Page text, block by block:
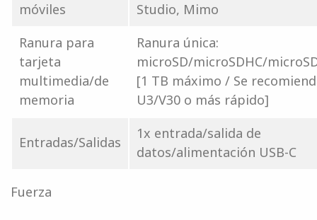
móviles
Studio, Mimo
Ranura para
tarjeta
multimedia/de
memoria
Ranura única:
microSD/microSDHC/
[1 TB máximo / Se
U3/V30 o más rápido]
Entradas/Salidas
1x entrada/salida de
datos/alimentación USB-C
Fuerza